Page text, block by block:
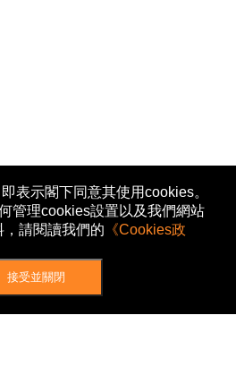
表示閣下同意其使用cookies。
管理cookies設置以及我們網站
請閱讀我們的 《Cookies政
接受並關閉